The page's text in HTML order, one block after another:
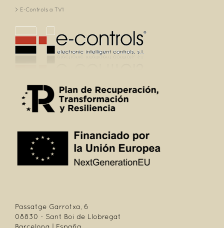
E-Controls a TV1
Passatge Garrotxa, 6
08830 - Sant Boi de Llobregat